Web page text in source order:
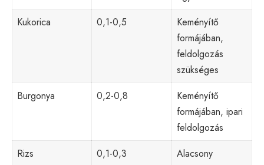
Kukorica
0,1-0,5
Keményítő
formájában,
feldolgozás
szükséges
Burgonya
0,2-0,8
Keményítő
formájában, ipari
feldolgozás
Rizs
0,1-0,3
Alacsony